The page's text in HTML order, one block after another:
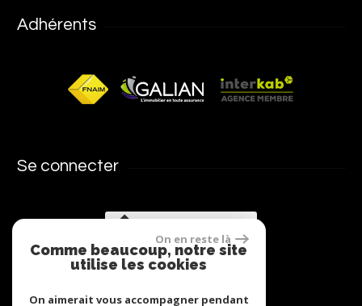
Adhérents
Se connecter
On en reste là
Comme beaucoup, notre site
utilise les cookies
On aimerait vous accompagner pendant